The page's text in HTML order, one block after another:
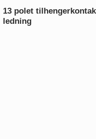
13 polet
ledning